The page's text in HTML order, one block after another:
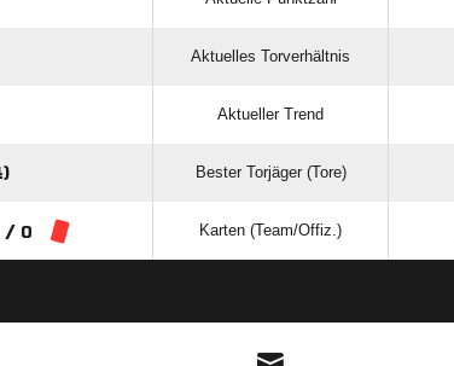
Aktuelles Torverhältnis
Aktueller Trend
Bester Torjäger (Tore)
/ 0 Karten (Team/Offiz.)